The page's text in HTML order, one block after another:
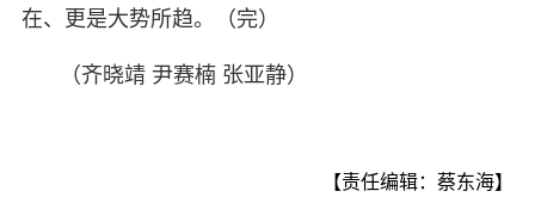
在、更是大势所趋。（完）
（齐晓靖 尹赛楠 张亚静）
【责任编辑：蔡东海】